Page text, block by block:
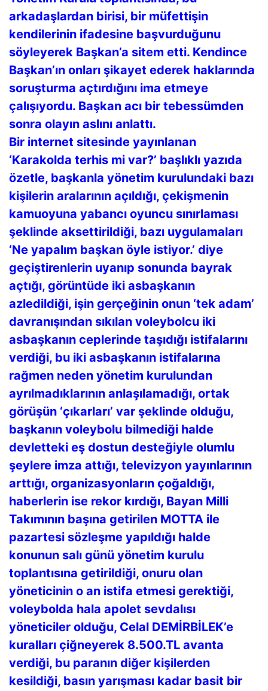
arkadaşlardan birisi, bir müfettişin
kendilerinin ifadesine başvurduğunu
söyleyerek Başkan’a sitem etti. Kendince
Başkan’ın onları şikayet ederek haklarında
soruşturma açtırdığını ima etmeye
çalışıyordu. Başkan acı bir tebessümden
sonra olayın aslını anlattı.
Bir internet sitesinde yayınlanan
‘Karakolda terhis mi var?’ başlıklı yazıda
özetle, başkanla yönetim kurulundaki bazı
kişilerin aralarının açıldığı, çekişmenin
kamuoyuna yabancı oyuncu sınırlaması
şeklinde aksettirildiği, bazı uygulamaları
‘Ne yapalım başkan öyle istiyor.’ diye
geçiştirenlerin uyanıp sonunda bayrak
açtığı, görüntüde iki asbaşkanın
azledildiği, işin gerçeğinin onun ‘tek adam’
davranışından sıkılan voleybolcu iki
asbaşkanın ceplerinde taşıdığı istifalarını
verdiği, bu iki asbaşkanın istifalarına
rağmen neden yönetim kurulundan
ayrılmadıklarının anlaşılamadığı, ortak
görüşün ‘çıkarları’ var şeklinde olduğu,
başkanın voleybolu bilmediği halde
devletteki eş dostun desteğiyle olumlu
şeylere imza attığı, televizyon yayınlarının
arttığı, organizasyonların çoğaldığı,
haberlerin ise rekor kırdığı, Bayan Milli
Takımının başına getirilen MOTTA ile
pazartesi sözleşme yapıldığı halde
konunun salı günü yönetim kurulu
toplantısına getirildiği, onuru olan
yöneticinin o an istifa etmesi gerektiği,
voleybolda hala apolet sevdalısı
yöneticiler olduğu, Celal DEMİRBİLEK’e
kuralları çiğneyerek 8.500.TL avanta
verdiği, bu paranın diğer kişilerden
kesildiği, basın yarışması kadar basit bir